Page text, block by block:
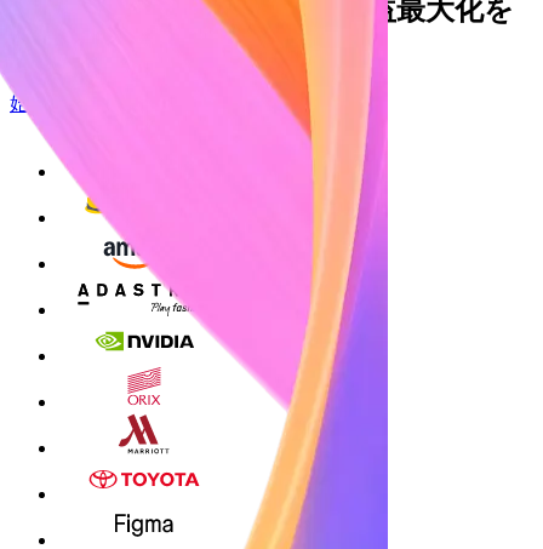
クコマースまで、企業の収益最大化を
始める